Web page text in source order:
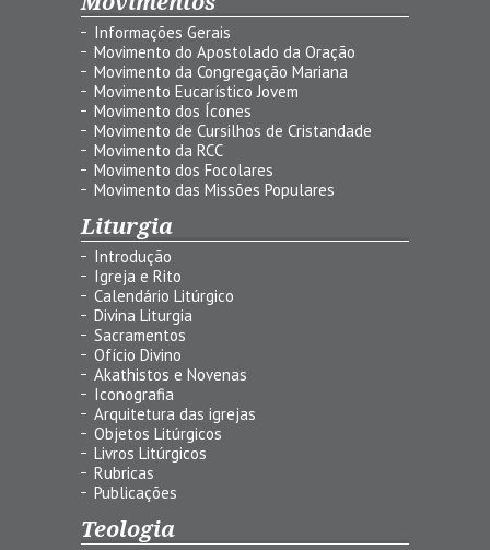
Informações Gerais
Movimento do Apostolado da Oração
Movimento da Congregação Mariana
Movimento Eucarístico Jovem
Movimento dos Ícones
Movimento de Cursilhos de Cristandade
Movimento da RCC
Movimento dos Focolares
Movimento das Missões Populares
Liturgia
Introdução
Igreja e Rito
Calendário Litúrgico
Divina Liturgia
Sacramentos
Ofício Divino
Akathistos e Novenas
Iconografia
Arquitetura das igrejas
Objetos Litúrgicos
Livros Litúrgicos
Rubricas
Publicações
Teologia